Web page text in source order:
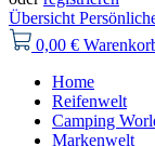
Übersicht
0,00 €
Home
Reifenwelt
Camping
Markenwelt